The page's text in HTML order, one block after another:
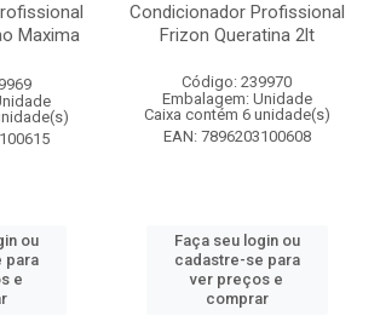
Maxima
ou
para
e
Condicionador Profissional
Frizon Queratina 2lt
Código: 239970
Embalagem: Unidade
Caixa contém 6 unidade(s)
EAN: 7896203100608
Faça seu login ou
cadastre-se para
ver preços e
comprar